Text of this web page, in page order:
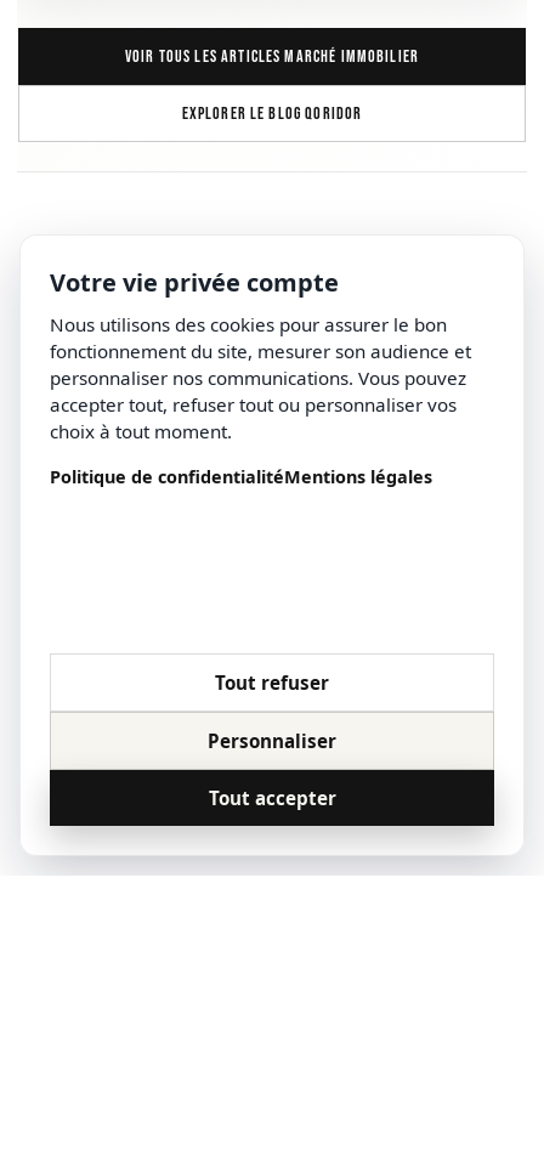
VOIR TOUS LES ARTICLES MARCHÉ IMMOBILIER
EXPLORER LE BLOG QORIDOR
Votre vie privée compte
Nous utilisons des cookies pour assurer le bon
fonctionnement du site, mesurer son audience et
personnaliser nos communications. Vous pouvez
accepter tout, refuser tout ou personnaliser vos
choix à tout moment.
Politique de confidentialitéMentions légales
Tout refuser
Personnaliser
Tout accepter